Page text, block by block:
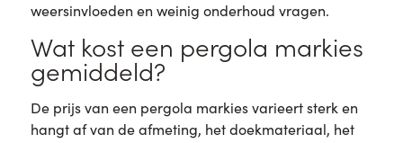
weersinvloeden en weinig onderhoud vragen.
Wat kost een pergola markies
gemiddeld?
De prijs van een pergola markies varieert sterk en
hangt af van de afmeting, het doekmateriaal, het